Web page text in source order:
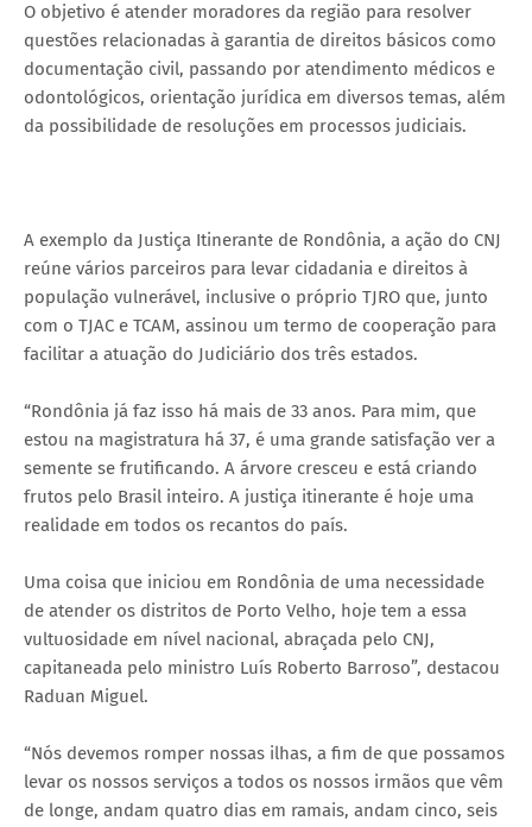
O objetivo é atender moradores da região para resolver
questões relacionadas à garantia de direitos básicos como
documentação civil, passando por atendimento médicos e
odontológicos, orientação jurídica em diversos temas, além
da possibilidade de resoluções em processos judiciais.
A exemplo da Justiça Itinerante de Rondônia, a ação do CNJ
reúne vários parceiros para levar cidadania e direitos à
população vulnerável, inclusive o próprio TJRO que, junto
com o TJAC e TCAM, assinou um termo de cooperação para
facilitar a atuação do Judiciário dos três estados.
“Rondônia já faz isso há mais de 33 anos. Para mim, que
estou na magistratura há 37, é uma grande satisfação ver a
semente se frutificando. A árvore cresceu e está criando
frutos pelo Brasil inteiro. A justiça itinerante é hoje uma
realidade em todos os recantos do país.
Uma coisa que iniciou em Rondônia de uma necessidade
de atender os distritos de Porto Velho, hoje tem a essa
vultuosidade em nível nacional, abraçada pelo CNJ,
capitaneada pelo ministro Luís Roberto Barroso”, destacou
Raduan Miguel.
“Nós devemos romper nossas ilhas, a fim de que possamos
levar os nossos serviços a todos os nossos irmãos que vêm
de longe, andam quatro dias em ramais, andam cinco, seis